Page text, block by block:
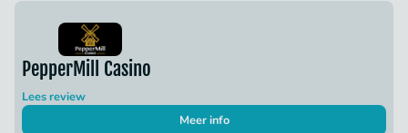
PepperMill Casino
Lees review
Meer info